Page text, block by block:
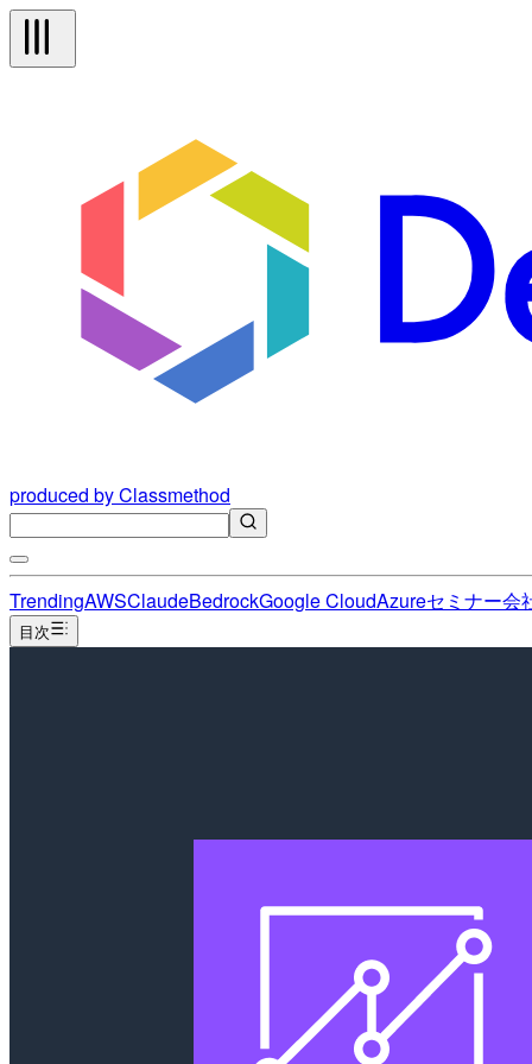
produced by Classmethod
TrendingAWSClaudeBedrockGoogle CloudAzureセミナー会
目次